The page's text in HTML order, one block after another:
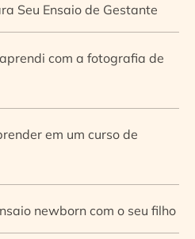
Seu Ensaio de Gestante
com a fotografia de
em um curso de
newborn com o seu filho